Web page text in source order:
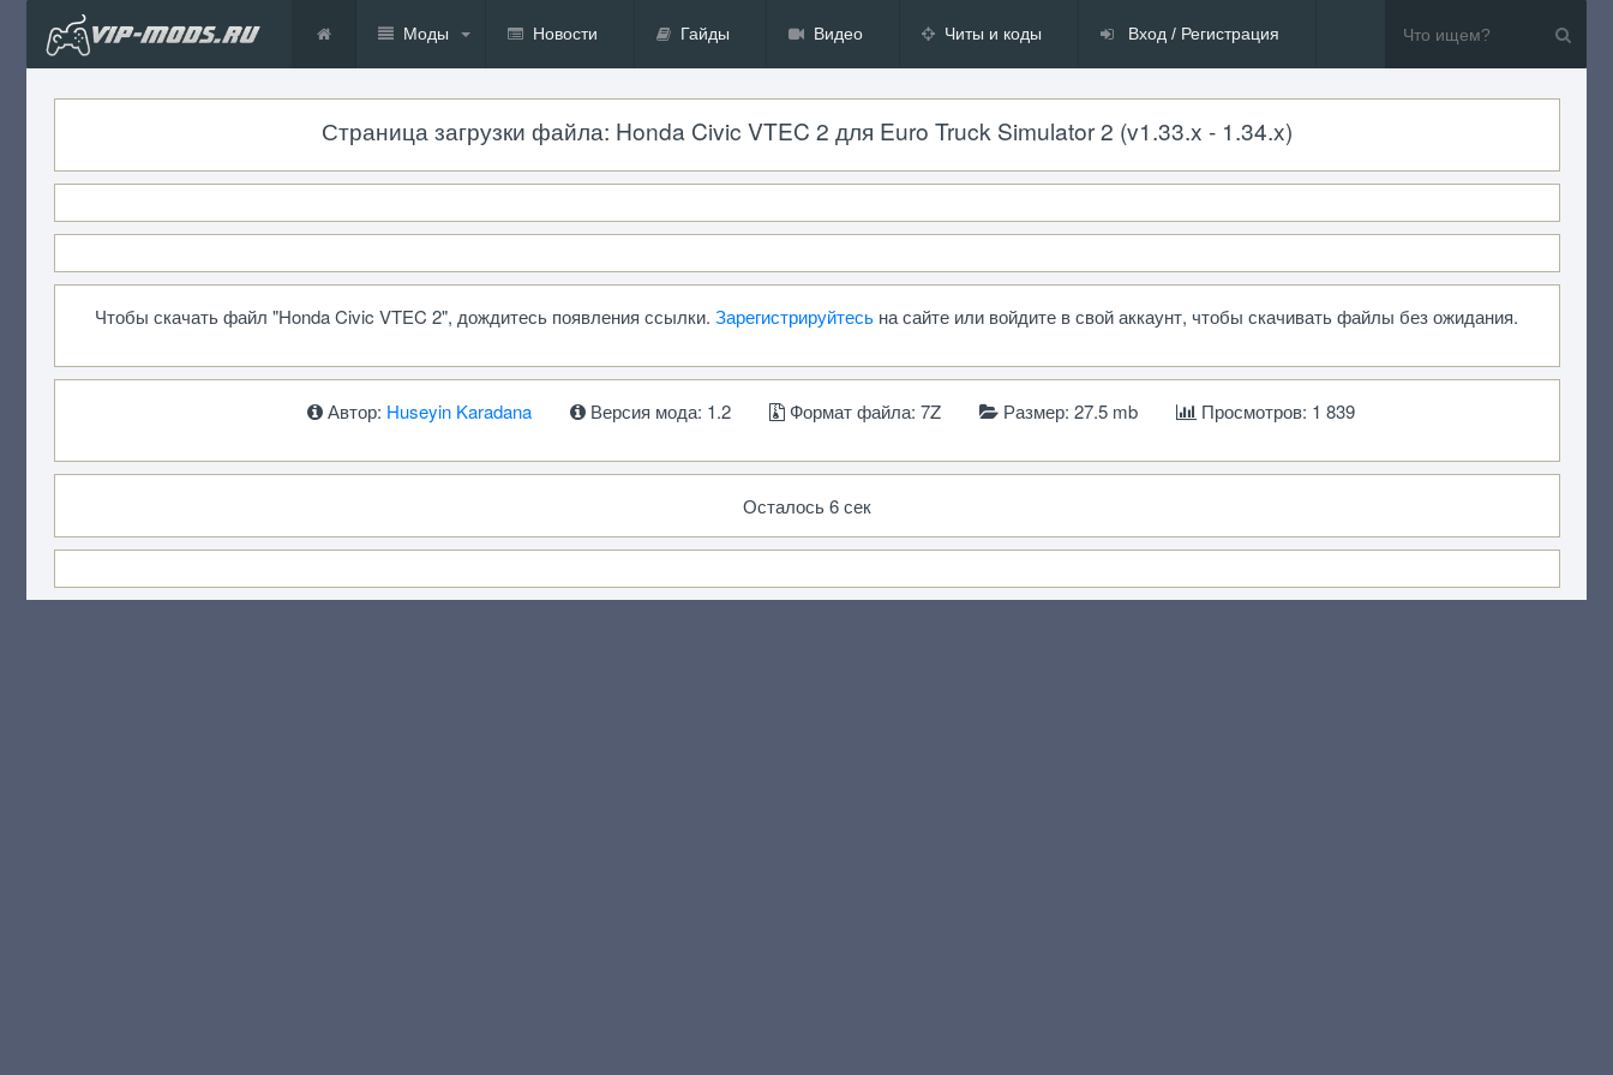
Моды Новости Гайды Видео Читы и коды Вход / Регистрация
Страница загрузки файла: Honda Civic VTEC 2 для Euro Truck Simulator 2 (v1.33.x - 1.34.x)
Чтобы скачать файл "Honda Civic VTEC 2", дождитесь появления ссылки. Зарегистрируйтесь на сайте или войдите в свой аккаунт, чтобы скачивать файлы без ожидания.
Автор: Huseyin Karadana Версия мода: 1.2 Формат файла: 7Z Размер: 27.5 mb Просмотров: 1 839
Осталось 5 сек